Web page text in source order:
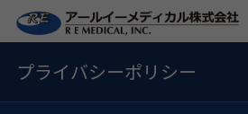
プライバシーポリシー